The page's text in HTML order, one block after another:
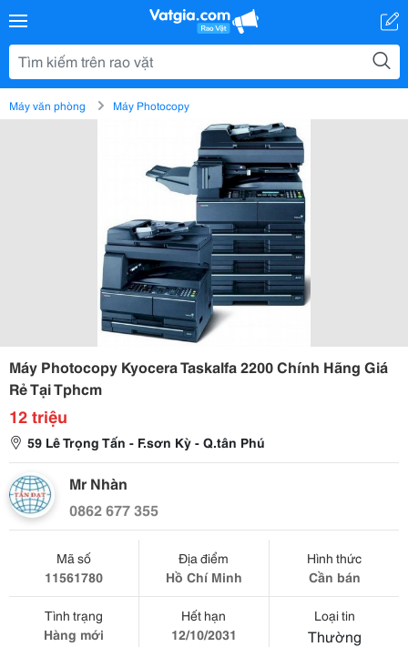
Máy văn phòng Máy Photocopy
Máy Photocopy Kyocera Taskalfa 2200 Chính Hãng Giá
Rẻ Tại Tphcm
12 triệu
59 Lê Trọng Tấn - F.sơn Kỳ - Q.tân Phú
Mr Nhàn
0862 677 355
Mã số
11561780
Địa điểm
Hồ Chí Minh
Hình thức
Cần bán
Tình trạng
Hàng mới
Hết hạn
12/10/2031
Loại tin
Thường